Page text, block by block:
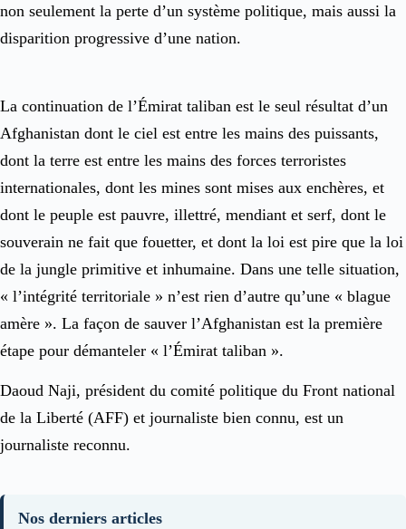
non seulement la perte d’un système politique, mais aussi la
disparition progressive d’une nation.
La continuation de l’Émirat taliban est le seul résultat d’un
Afghanistan dont le ciel est entre les mains des puissants,
dont la terre est entre les mains des forces terroristes
internationales, dont les mines sont mises aux enchères, et
dont le peuple est pauvre, illettré, mendiant et serf, dont le
souverain ne fait que fouetter, et dont la loi est pire que la loi
de la jungle primitive et inhumaine. Dans une telle situation,
« l’intégrité territoriale » n’est rien d’autre qu’une « blague
amère ». La façon de sauver l’Afghanistan est la première
étape pour démanteler « l’Émirat taliban ».
Daoud Naji, président du comité politique du Front national
de la Liberté (AFF) et journaliste bien connu, est un
journaliste reconnu.
Nos derniers articles